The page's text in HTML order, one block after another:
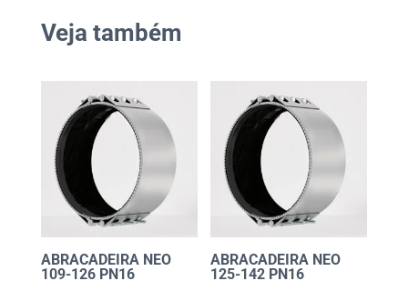
Veja também
ABRACADEIRA NEO
109-126 PN16
ABRACADEIRA NEO
125-142 PN16